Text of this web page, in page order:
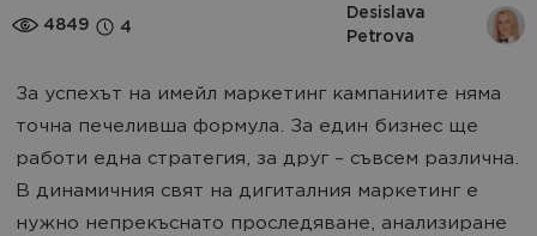
4849 4
Desislava
Petrova
За успехът на имейл маркетинг кампаниите няма
точна печеливша формула. За един бизнес ще
работи една стратегия, за друг – съвсем различна.
В динамичния свят на дигиталния маркетинг е
нужно непрекъснато проследяване, анализиране